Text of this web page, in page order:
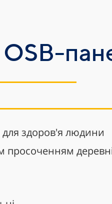
OSB-
здоров'я людини
просоченням